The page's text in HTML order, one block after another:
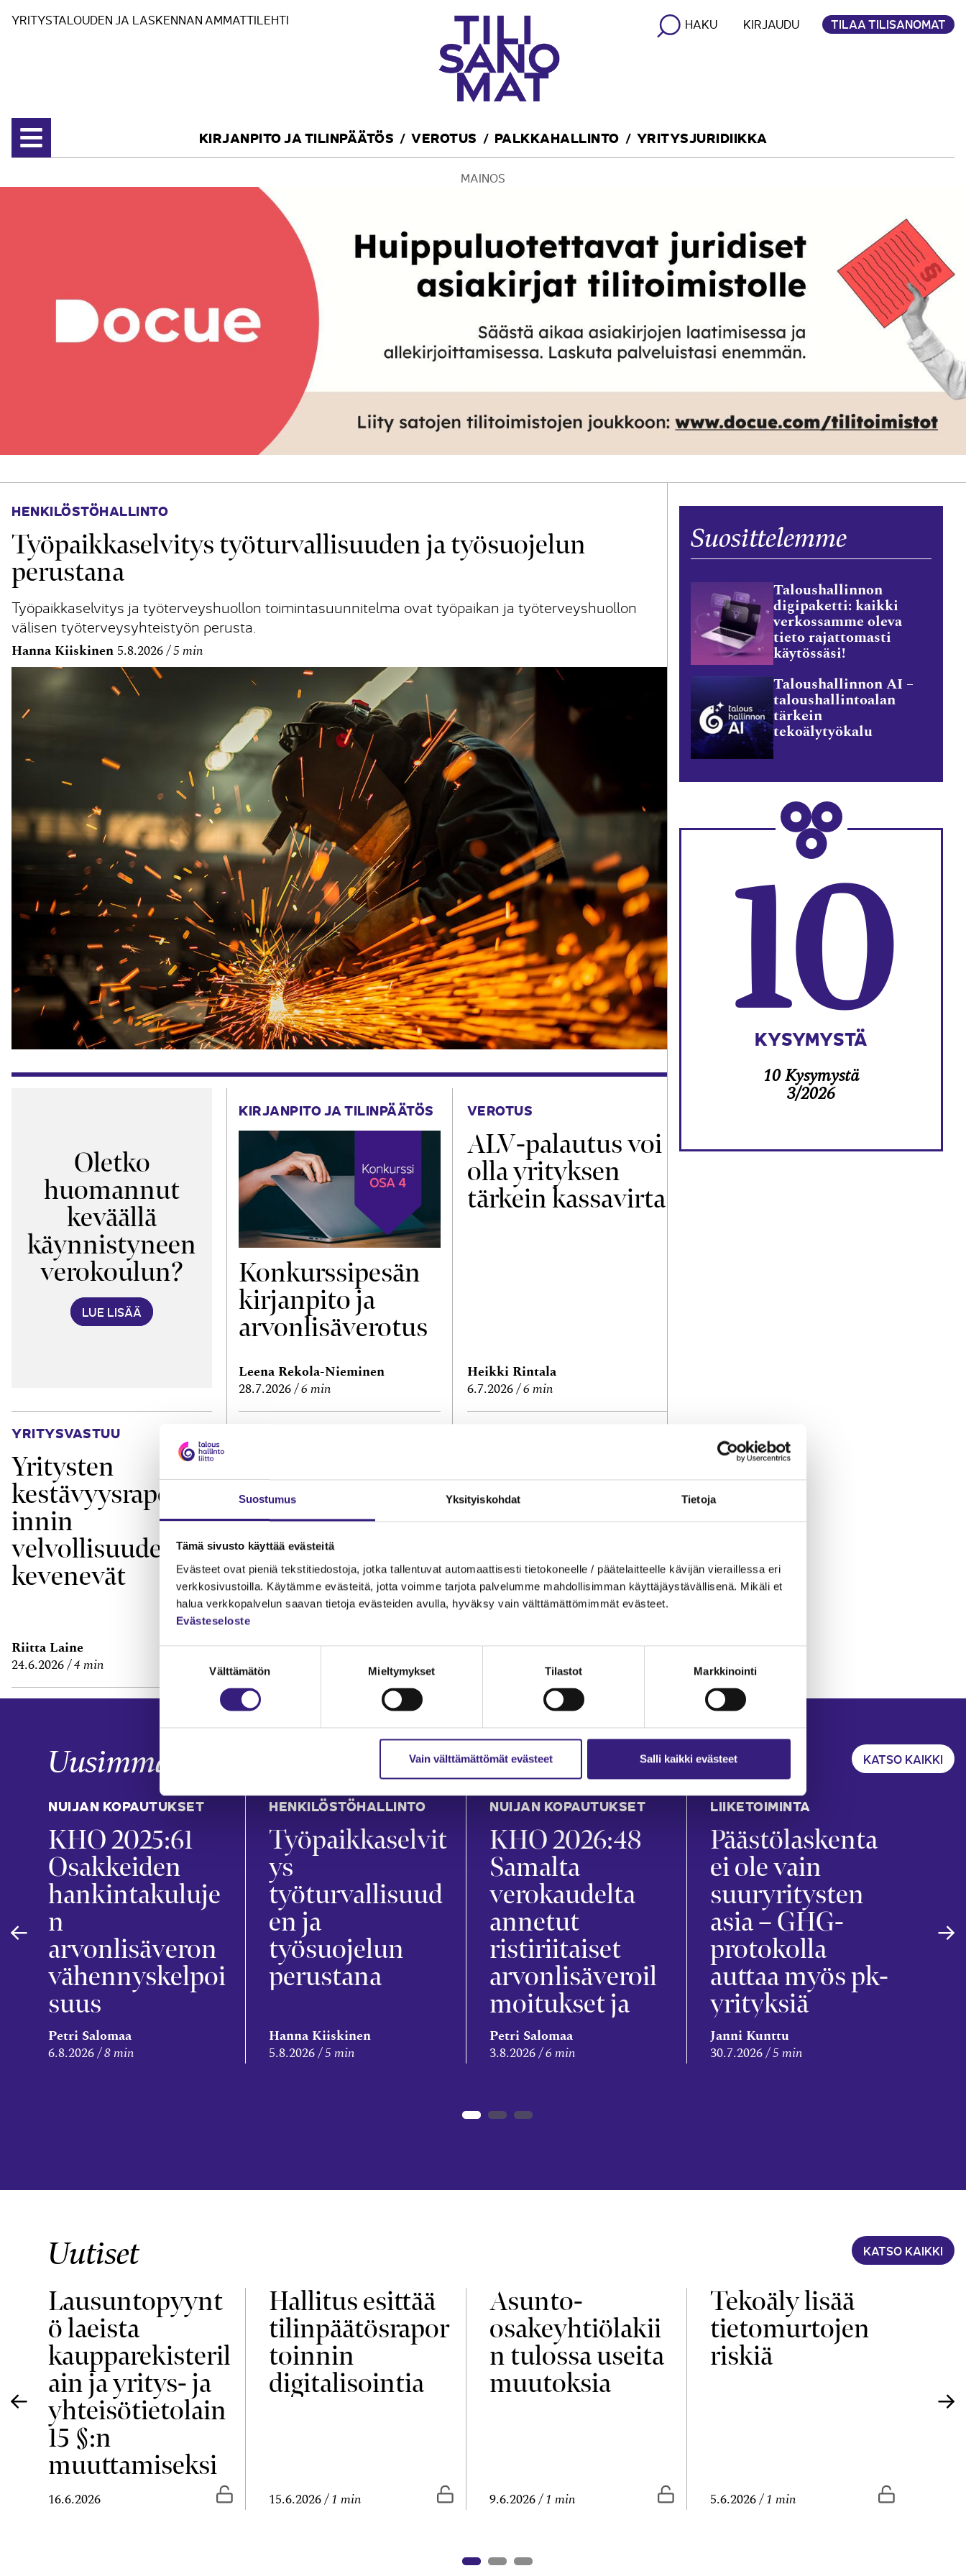
Suostumus Yksityiskohdat Tietoja
Tämä sivusto käyttää evästeitä
Evästeet ovat pieniä tekstitiedostoja, jotka tallentuvat automaattisesti tietokoneelle / päätelaitteelle kävijän vieraillessa eri
verkkosivustoilla. Käytämme evästeitä, jotta voimme tarjota palvelumme mahdollisimman käyttäjäystävällisenä. Mikäli et
halua verkkopalvelun saavan tietoja evästeiden avulla, hyväksy vain välttämättömimmät evästeet.
Evästeseloste
Välttämätön Mieltymykset Tilastot Markkinointi
Vain välttämättömät evästeet Salli kaikki evästeet
YRITYSTALOUDEN JA LASKENNAN AMMATTILEHTI HAKU KIRJAUDU TILAA TILISANOMAT
Avaa valikko
KIRJANPITO JA TILINPÄÄTÖS VEROTUS PALKKAHALLINTO YRITYSJURIDIIKKA
MAINOS
HENKILÖSTÖHALLINTO
Työpaikkaselvitys työturvallisuuden ja työsuojelun
perustana
Työpaikkaselvitys ja työterveyshuollon toimintasuunnitelma ovat työpaikan ja työterveyshuollon
välisen työterveysyhteistyön perusta.
Hanna Kiiskinen 5.8.2026 5 min
Oletko
huomannut
keväällä
käynnistyneen
verokoulun?
LUE LISÄÄ
KIRJANPITO JA TILINPÄÄTÖS
Konkurssipesän
kirjanpito ja
arvonlisäverotus
Leena Rekola-Nieminen
28.7.2026 6 min
VEROTUS
ALV-palautus voi
olla yrityksen
tärkein kassavirta
Heikki Rintala
6.7.2026 6 min
YRITYSVASTUU
Yritysten
kestävyysraporto
innin
velvollisuudet
kevenevät
Riitta Laine
24.6.2026 4 min
verkkolasku?
Janne Fredman
29.6.2026
Asiantuntijakuluj
en
kirjanpitovelvolli
selle
Mira Merikanto
1 min
Suosittelemme
Taloushallinnon
digipaketti: kaikki
verkossamme oleva
tieto rajattomasti
käytössäsi!
Taloushallinnon AI –
taloushallintoalan
tärkein
tekoälytyökalu
10
KYSYMYSTÄ
10 Kysymystä
3/2026
Uusimmat KATSO KAIKKI
NUIJAN KOPAUTUKSET
KHO 2025:61
Osakkeiden
hankintakuluje
n
arvonlisäveron
vähennyskelpoi
suus
Petri Salomaa
6.8.2026 8 min
HENKILÖSTÖHALLINTO
Työpaikkaselvit
ys
työturvallisuud
en ja
työsuojelun
perustana
Hanna Kiiskinen
5.8.2026 5 min
NUIJAN KOPAUTUKSET
KHO 2026:48
Samalta
verokaudelta
annetut
ristiriitaiset
arvonlisäveroil
moitukset ja
veronkorotus
Petri Salomaa
3.8.2026 6 min
LIIKETOIMINTA
Päästölaskenta
ei ole vain
suuryritysten
asia – GHG-
protokolla
auttaa myös pk-
yrityksiä
Janni Kunttu
30.7.2026 5 min
s
Uutiset KATSO KAIKKI
Vapaasti luettavissa
Lausuntopyynt
ö laeista
kaupparekisteril
ain ja yritys- ja
yhteisötietolain
15 §:n
muuttamiseksi
16.6.2026 Vapaasti luettavissa
Hallitus esittää
tilinpäätösrapor
toinnin
digitalisointia
15.6.2026 1 min Vapaasti luettavissa
Asunto-
osakeyhtiölakii
n tulossa useita
muutoksia
9.6.2026 1 min Vapaasti luettavissa
Tekoäly lisää
tietomurtojen
riskiä
5.6.2026 1 min